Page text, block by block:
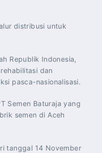
distribusi untuk
Republik Indonesia,
dan
pasca-nasionalisasi.
Semen Baturaja yang
semen di Aceh
tanggal 14 November